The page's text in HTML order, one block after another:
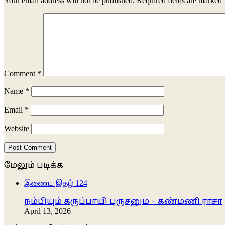
Comment *
Name *
Email *
Website
மேலும் படிக்க
இணைய இதழ் 124
நம்பியும் கருப்பாயி புருசனும் – கண்மணி ராசா
April 13, 2026